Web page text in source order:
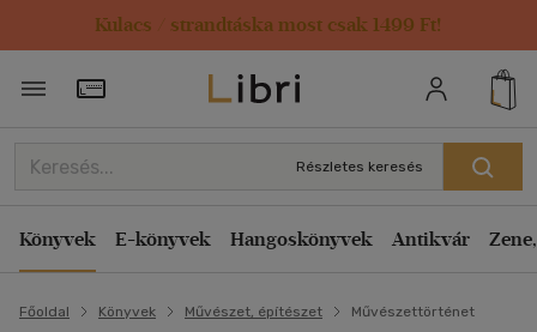
Kulacs / strandtáska most csak 1499 Ft!
Törzsvásárlói Kártya adatai
Részletes keresés
Könyvek E-könyvek Hangoskönyvek Antikvár
Főoldal Könyvek Művészet, építészet Művészettörténet